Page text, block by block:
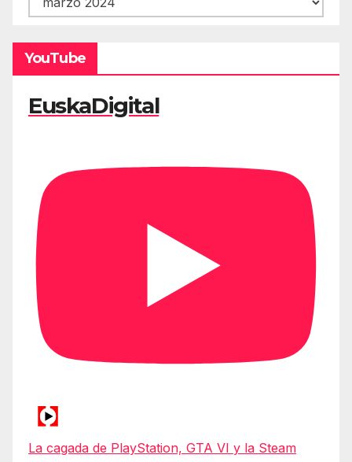
YouTube
EuskaDigital
La cagada de PlayStation, GTA VI y la Steam